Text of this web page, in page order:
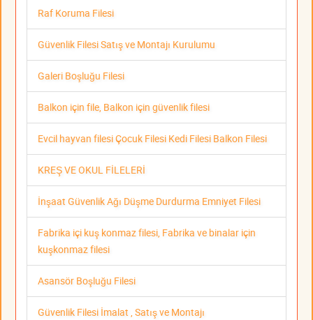
Raf Koruma Filesi
Güvenlik Filesi Satış ve Montajı Kurulumu
Galeri Boşluğu Filesi
Balkon için file, Balkon için güvenlik filesi
Evcil hayvan filesi Çocuk Filesi Kedi Filesi Balkon Filesi
KREŞ VE OKUL FİLELERİ
İnşaat Güvenlik Ağı Düşme Durdurma Emniyet Filesi
Fabrika içi kuş konmaz filesi, Fabrika ve binalar için
kuşkonmaz filesi
Asansör Boşluğu Filesi
Güvenlik Filesi İmalat , Satış ve Montajı